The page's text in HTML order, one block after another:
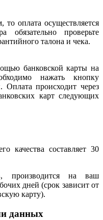
то оплата осуществляется
обязательно проверьте
талона и чека.
банковской карты на
нажать кнопку
Оплата происходит через
карт следующих
качества составляет 30
производится на ваш
дней (срок зависит от
карту).
данных